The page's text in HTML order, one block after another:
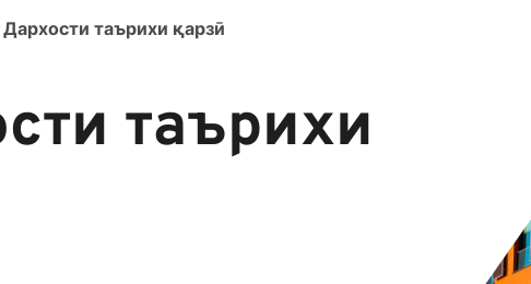
Дархости таърихи қарзӣ
таърихи